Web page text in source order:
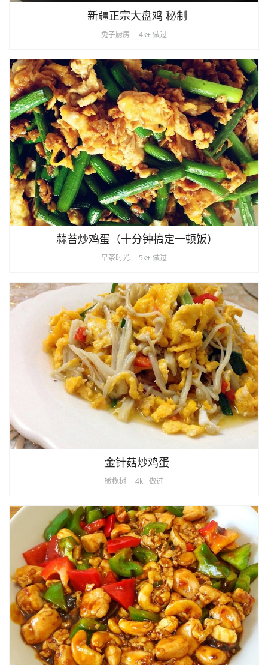
新疆正宗大盘鸡 秘制
兔子厨房 4k+ 做过
蒜苔炒鸡蛋（十分钟搞定一顿饭）
早茶时光 5k+ 做过
金针菇炒鸡蛋
橄榄树 4k+ 做过